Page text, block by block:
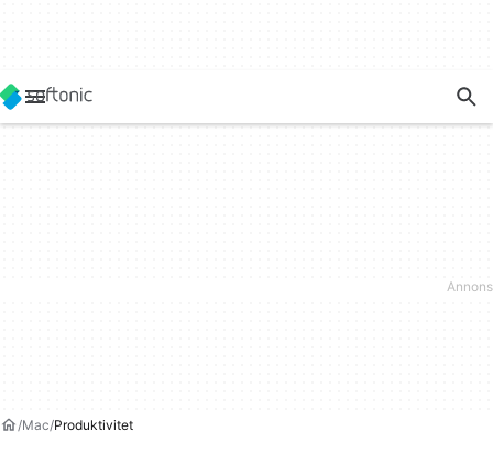
Mac Produktivitet